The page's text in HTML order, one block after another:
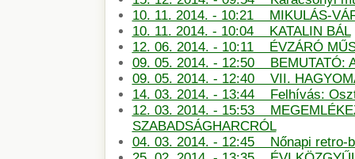
10. 11. 2014. - 10:21 MIKULÁS-
10. 11. 2014. - 10:04 KATALIN BÁL
12. 06. 2014. - 10:11 ÉVZÁRÓ
09. 05. 2014. - 12:50 BEMUTATÓ:
09. 05. 2014. - 12:40 VII.
14. 03. 2014. - 13:44 Felhívás:
12. 03. 2014. - 15:53
SZABADSÁGHARCRÓL
04. 03. 2014. - 12:45 Nőnapi retro-